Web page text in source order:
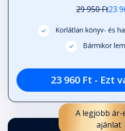
29 950 Ft23
Korlátlan könyv- és
Bármikor
23 960 Ft - Ezt
A legjobb
ajánlat